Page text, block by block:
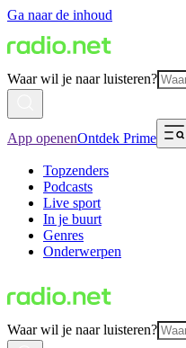
Ga naar de inhoud
Waar wil je naar luisteren?
App openenOntdek Prime
Topzenders
Podcasts
Live sport
In je buurt
Genres
Onderwerpen
Waar wil je naar luisteren?